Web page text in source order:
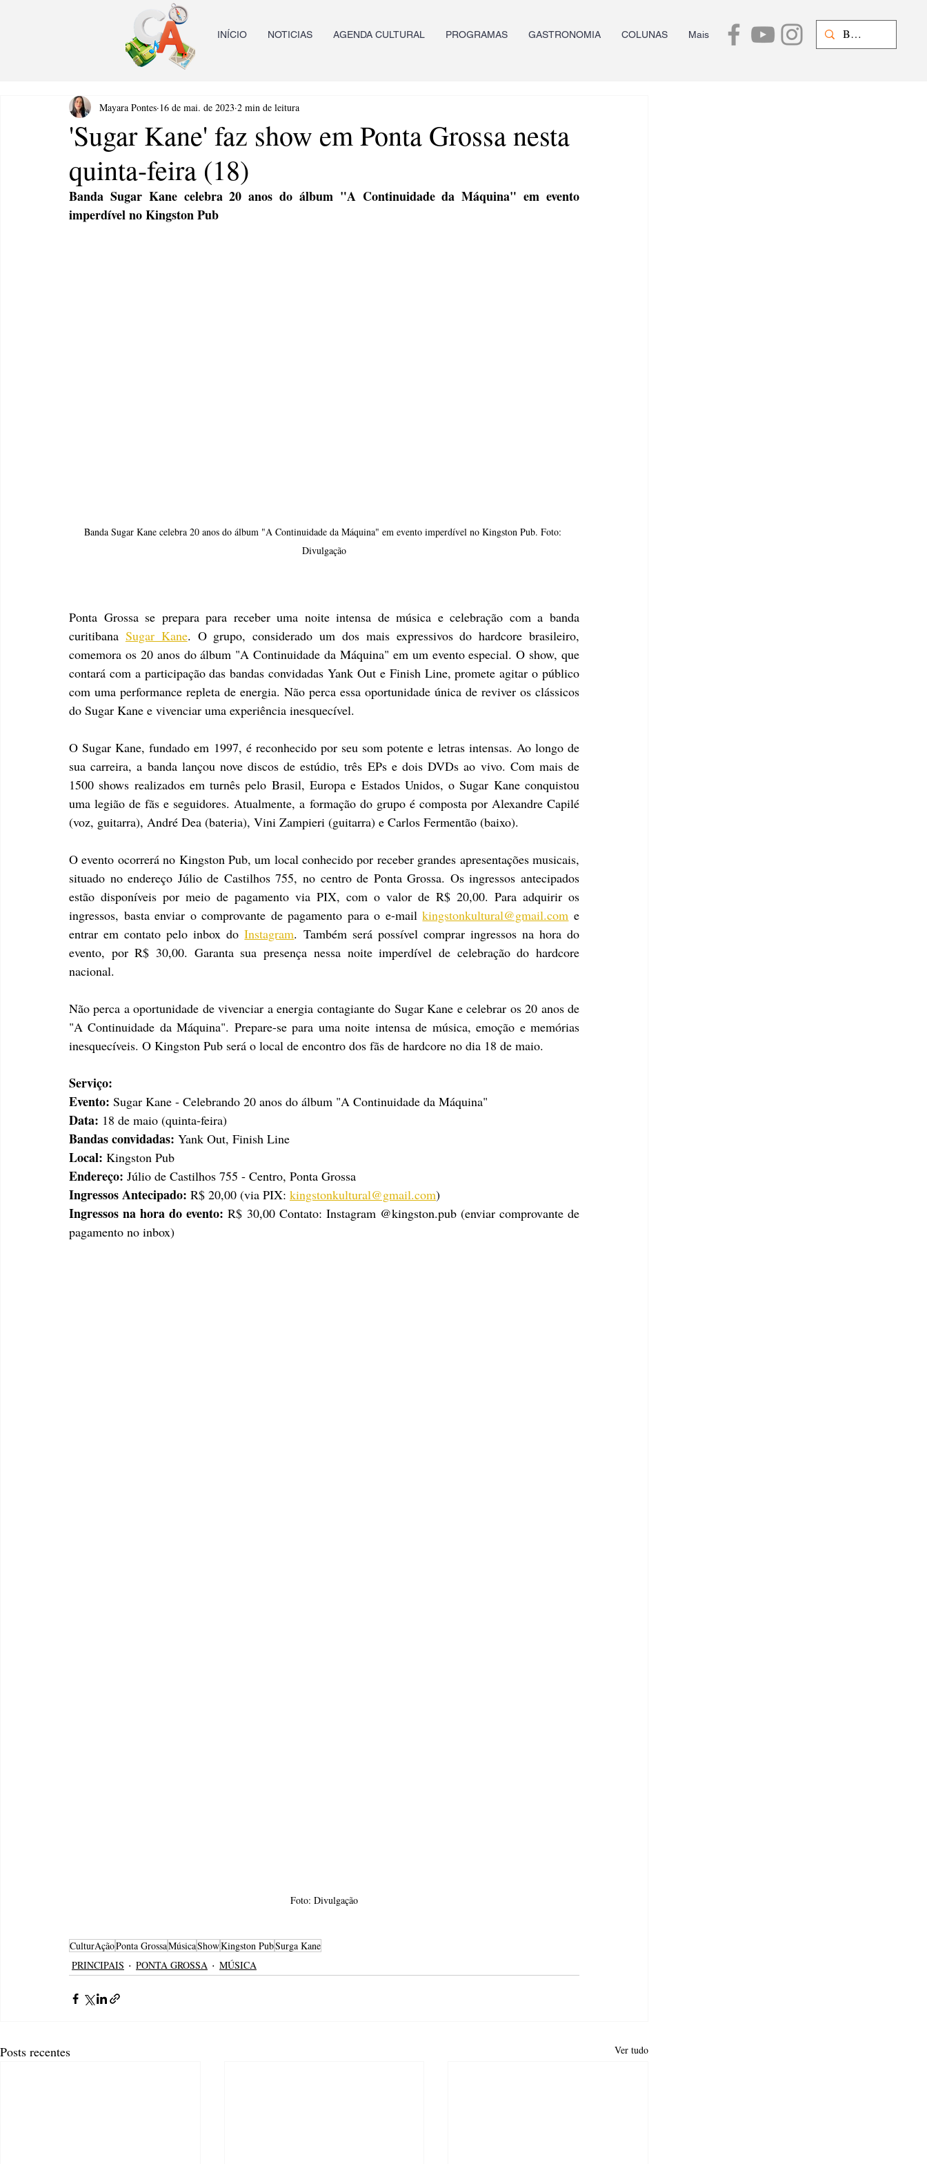
INÍCIO NOTICIAS AGENDA CULTURAL PROGRAMAS GASTRONOMIA COLUNAS Mais
'Sugar Kane' faz show em Ponta Grossa nesta
quinta-feira (18)
Mayara Pontes 16 de mai. de 2023 2 min de leitura
Banda Sugar Kane celebra 20 anos do álbum "A Continuidade da Máquina" em evento
imperdível no Kingston Pub
Banda Sugar Kane celebra 20 anos do álbum "A Continuidade da Máquina" em evento imperdível no Kingston Pub. Foto:
Divulgação
Ponta Grossa se prepara para receber uma noite intensa de música e celebração com a banda
curitibana Sugar Kane. O grupo, considerado um dos mais expressivos do hardcore brasileiro,
comemora os 20 anos do álbum "A Continuidade da Máquina" em um evento especial. O show, que
contará com a participação das bandas convidadas Yank Out e Finish Line, promete agitar o público
com uma performance repleta de energia. Não perca essa oportunidade única de reviver os clássicos
do Sugar Kane e vivenciar uma experiência inesquecível.
O Sugar Kane, fundado em 1997, é reconhecido por seu som potente e letras intensas. Ao longo de
sua carreira, a banda lançou nove discos de estúdio, três EPs e dois DVDs ao vivo. Com mais de
1500 shows realizados em turnês pelo Brasil, Europa e Estados Unidos, o Sugar Kane conquistou
uma legião de fãs e seguidores. Atualmente, a formação do grupo é composta por Alexandre Capilé
(voz, guitarra), André Dea (bateria), Vini Zampieri (guitarra) e Carlos Fermentão (baixo).
O evento ocorrerá no Kingston Pub, um local conhecido por receber grandes apresentações musicais,
situado no endereço Júlio de Castilhos 755, no centro de Ponta Grossa. Os ingressos antecipados
estão disponíveis por meio de pagamento via PIX, com o valor de R$ 20,00. Para adquirir os
ingressos, basta enviar o comprovante de pagamento para o e-mail kingstonkultural@gmail.com e
entrar em contato pelo inbox do Instagram. Também será possível comprar ingressos na hora do
evento, por R$ 30,00. Garanta sua presença nessa noite imperdível de celebração do hardcore
nacional.
Não perca a oportunidade de vivenciar a energia contagiante do Sugar Kane e celebrar os 20 anos de
"A Continuidade da Máquina". Prepare-se para uma noite intensa de música, emoção e memórias
inesquecíveis. O Kingston Pub será o local de encontro dos fãs de hardcore no dia 18 de maio.
Serviço:
Evento: Sugar Kane - Celebrando 20 anos do álbum "A Continuidade da Máquina"
Data: 18 de maio (quinta-feira)
Bandas convidadas: Yank Out, Finish Line
Local: Kingston Pub
Endereço: Júlio de Castilhos 755 - Centro, Ponta Grossa
Ingressos Antecipado: R$ 20,00 (via PIX: kingstonkultural@gmail.com)
Ingressos na hora do evento: R$ 30,00 Contato: Instagram @kingston.pub (enviar comprovante de
pagamento no inbox)
Foto: Divulgação
CulturAçãoPonta GrossaMúsicaShowKingston PubSurga Kane
PRINCIPAIS
PONTA GROSSA MÚSICA
Posts recentes Ver tudo